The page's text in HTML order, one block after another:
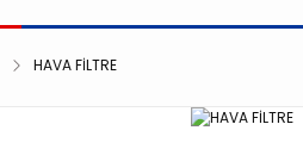
HAVA FİLTRE